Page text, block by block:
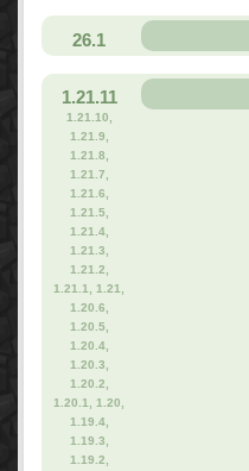
26.1
1.21.11
1.21.10,
1.21.9,
1.21.8,
1.21.7,
1.21.6,
1.21.5,
1.21.4,
1.21.3,
1.21.2,
1.21.1, 1.21,
1.20.6,
1.20.5,
1.20.4,
1.20.3,
1.20.2,
1.20.1, 1.20,
1.19.4,
1.19.3,
1.19.2,